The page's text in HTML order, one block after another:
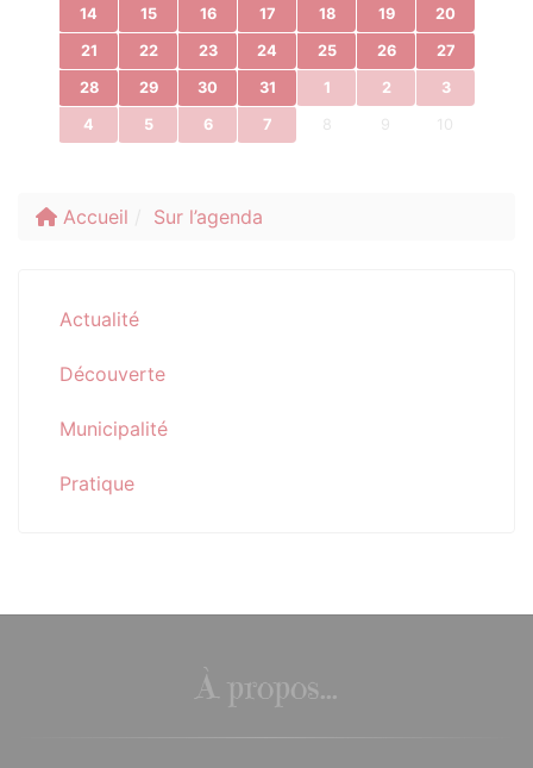
14 15 16 17 18 19 20
21 22 23 24 25 26 27
28 29 30 31 1 2 3
4 5 6 7 8 9 10
Accueil Sur l’agenda
Actualité
Découverte
Municipalité
Pratique
À propos...